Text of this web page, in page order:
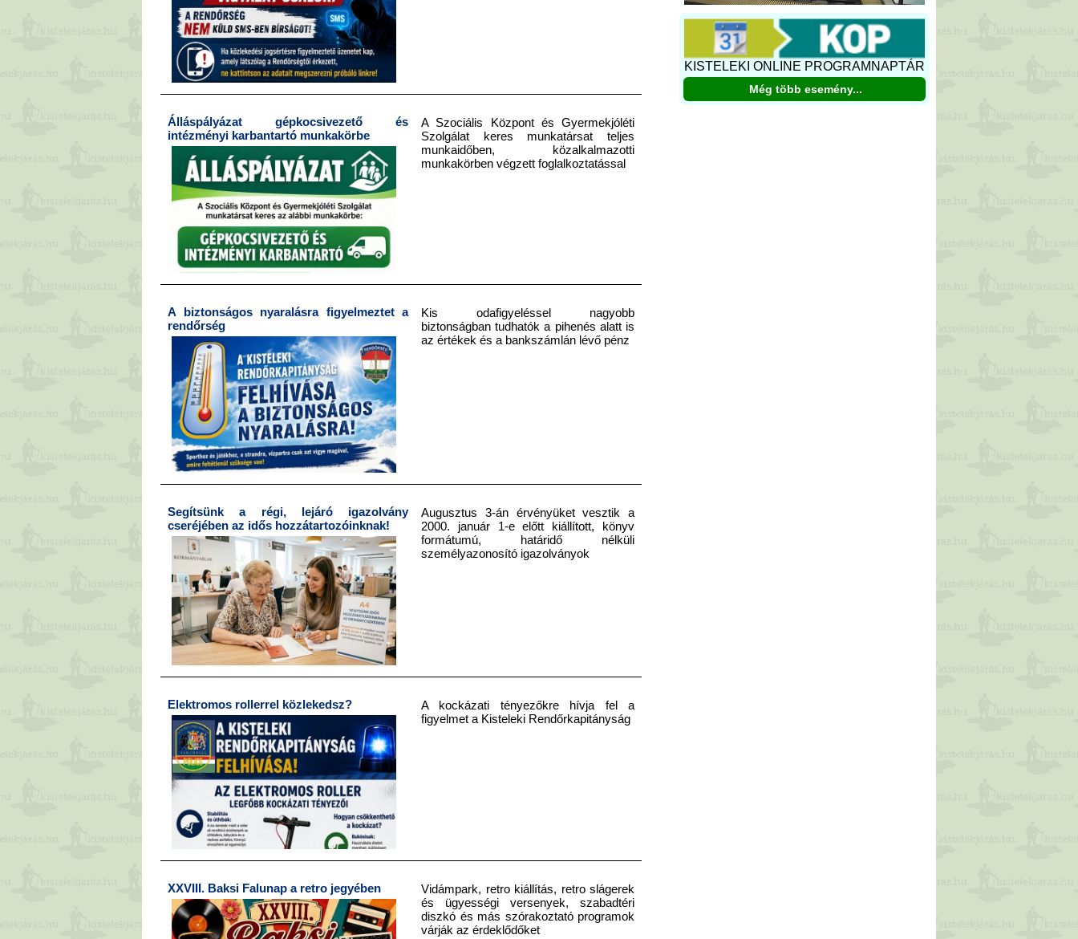
KISTELEKI ONLINE PROGRAMNAPTÁR
Még több esemény...
Álláspályázat gépkocsivezető és
intézményi karbantartó munkakörbe
A Szociális Központ és Gyermekjóléti
Szolgálat keres munkatársat teljes
munkaidőben, közalkalmazotti
munkakörben végzett foglalkoztatással
A biztonságos nyaralásra figyelmeztet a
rendőrség
Kis odafigyeléssel nagyobb
biztonságban tudhatók a pihenés alatt is
az értékek és a bankszámlán lévő pénz
Segítsünk a régi, lejáró igazolvány
cseréjében az idős hozzátartozóinknak!
Augusztus 3-án érvényüket vesztik a
2000. január 1-e előtt kiállított, könyv
formátumú, határidő nélküli
személyazonosító igazolványok
Elektromos rollerrel közlekedsz?
A kockázati tényezőkre hívja fel a
figyelmet a Kisteleki Rendőrkapitányság
XXVIII. Baksi Falunap a retro jegyében
Vidámpark, retro kiállítás, retro slágerek
és ügyességi versenyek, szabadtéri
diszkó és más szórakoztató programok
várják az érdeklődőket